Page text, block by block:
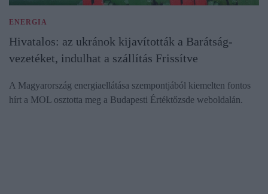
ENERGIA
Hivatalos: az ukránok kijavították a Barátság-
vezetéket, indulhat a szállítás Frissítve
A Magyarország energiaellátása szempontjából kiemelten fontos
hírt a MOL osztotta meg a Budapesti Értéktőzsde weboldalán.